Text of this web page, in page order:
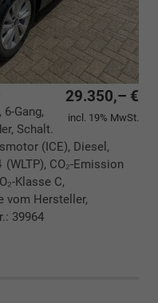
29.350,– €
incl. 19% MwSt.
6-Gang,
Schalt.
(ICE), Diesel,
CO₂-Emission
Klasse C,
vom Hersteller,
39964